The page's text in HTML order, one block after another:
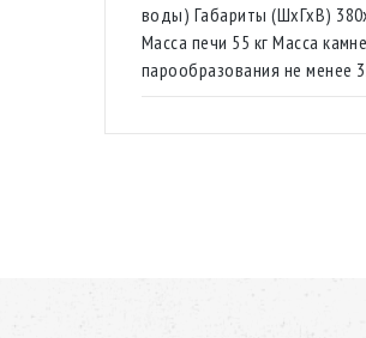
воды) Габариты (ШхГхВ) 380х520х635
Масса печи 55 кг Масса
парообразования не менее